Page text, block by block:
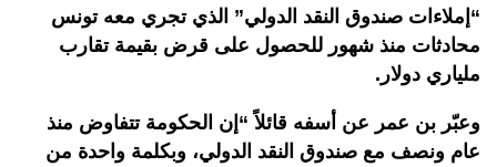
“إملاءات صندوق النقد الدولي” الذي تجري معه تونس
محادثات منذ شهور للحصول على قرض بقيمة تقارب
ملياري دولار.
وعبّر بن عمر عن أسفه قائلاً “إن الحكومة تتفاوض منذ
عام ونصف مع صندوق النقد الدولي، وبكلمة واحدة من